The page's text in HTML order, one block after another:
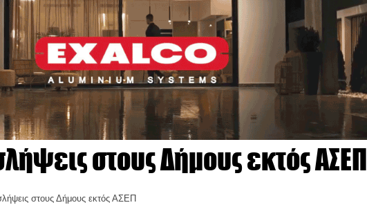
στους Δήμους εκτός ΑΣΕΠ
στους Δήμους εκτός ΑΣΕΠ